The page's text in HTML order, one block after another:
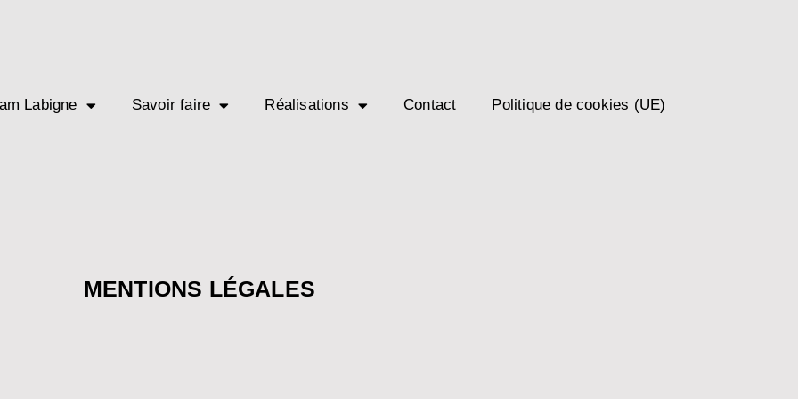
Labigne Savoir faire Réalisations Contact Politique de cookies (UE)
MENTIONS LÉGALES